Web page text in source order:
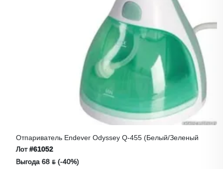
Отпариватель Endever Odyssey Q-455 (белый/зеленый
Лот#61052
Выгода 68 ƃ (-40%)